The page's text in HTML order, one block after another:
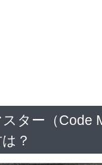
ター（Code
？